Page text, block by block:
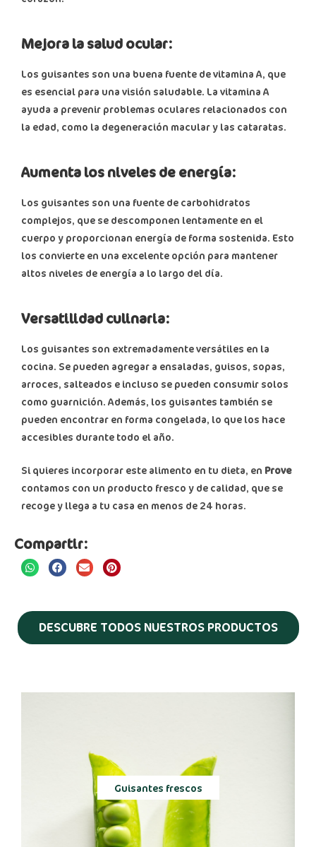
Mejora la salud ocular:
Los guisantes son una buena fuente de vitamina A, que
es esencial para una visión saludable. La vitamina A
ayuda a prevenir problemas oculares relacionados con
la edad, como la degeneración macular y las cataratas.
Aumenta los niveles de energía:
Los guisantes son una fuente de carbohidratos
complejos, que se descomponen lentamente en el
cuerpo y proporcionan energía de forma sostenida. Esto
los convierte en una excelente opción para mantener
altos niveles de energía a lo largo del día.
Versatilidad culinaria:
Los guisantes son extremadamente versátiles en la
cocina. Se pueden agregar a ensaladas, guisos, sopas,
arroces, salteados e incluso se pueden consumir solos
como guarnición. Además, los guisantes también se
pueden encontrar en forma congelada, lo que los hace
accesibles durante todo el año.
Si quieres incorporar este alimento en tu dieta, en Prove
contamos con un producto fresco y de calidad, que se
recoge y llega a tu casa en menos de 24 horas.
Compartir:
DESCUBRE TODOS NUESTROS PRODUCTOS
Guisantes frescos